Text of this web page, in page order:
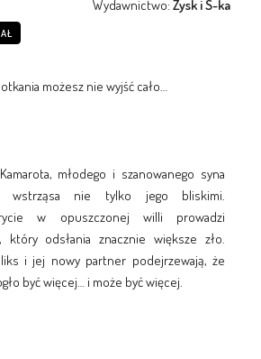
Wydawnictwo:Zysk i S-ka
możesz nie wyjść cało…
młodego i szanowanego syna
wstrząsa nie tylko jego bliskimi.
w opuszczonej willi prowadzi
odsłania znacznie większe zło.
i jej nowy partner podejrzewają, że
być więcej… i może być więcej.